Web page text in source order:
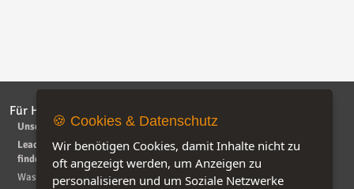
Für Handwerker
Unser Service für Handwerker
Leads - Aufträge von privat
finden
Was dürfen Leads kosten?
Bis zu 30% der Baukosten
sparen -so geht's
Haus- und Baumessen 2026
🍪 Cookies & Datenschutz
Wir benötigen Cookies, damit Inhalte nicht zu
oft angezeigt werden, um Anzeigen zu
personalisieren und um Soziale Netzwerke